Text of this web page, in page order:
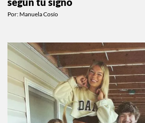
Por: Manuela Cosío